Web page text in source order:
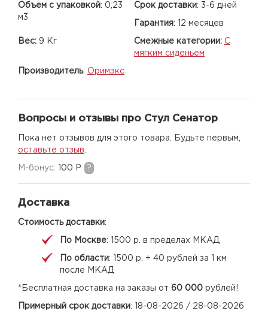
Объем с упаковкой: 0,23
м3
Срок доставки: 3-6 дней
Гарантия: 12 месяцев
Вес: 9 Кг Смежные категории: С
мягким сиденьем
Производитель: Оримэкс
Вопросы и отзывы про Стул Сенатор
Пока нет отзывов для этого товара. Будьте первым,
оставьте отзыв
M-бонус: 100 Р ?
Доставка
Стоимость доставки:
По Москве: 1500 р. в пределах МКАД
По области: 1500 р. + 40 рублей за 1 км
после МКАД
*Бесплатная доставка на заказы от 60 000 рублей!
Примерный срок доставки: 18-08-2026 / 28-08-2026